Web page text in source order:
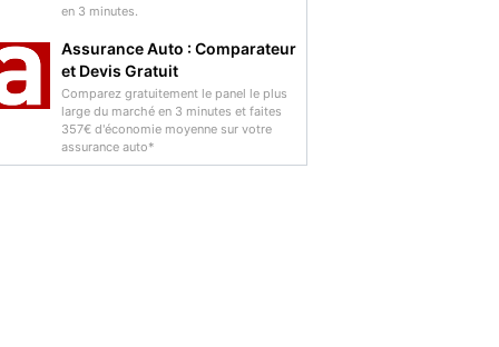
en 3 minutes.
Assurance Auto : Comparateur
et Devis Gratuit
Comparez gratuitement le panel le plus
large du marché en 3 minutes et faites
357€ d'économie moyenne sur votre
assurance auto*